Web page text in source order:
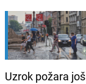
Uzrok požara